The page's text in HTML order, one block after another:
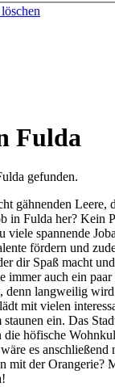
Fulda
gefunden.
gähnenden Leere,
in Fulda her? Kein
viele spannende
fördern und
dir Spaß macht
immer auch ein
denn langweilig
mit vielen
ein. Das
höfische
es anschließend
mit der Orangerie?